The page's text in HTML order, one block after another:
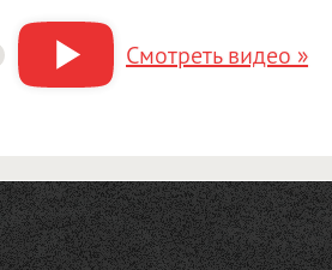
Смотреть видео »